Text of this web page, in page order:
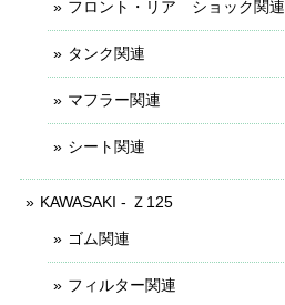
フロント・リア ショック関連
タンク関連
マフラー関連
シート関連
KAWASAKI - Ｚ125
ゴム関連
フィルター関連